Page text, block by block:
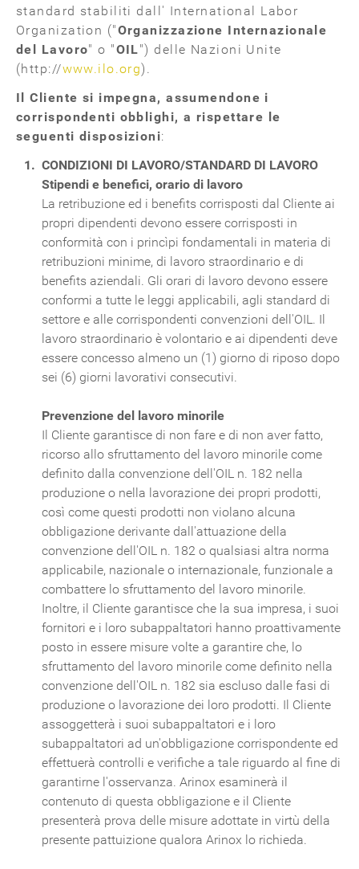
standard stabiliti dall' International Labor
Organization ("Organizzazione Internazionale
del Lavoro" o "OIL") delle Nazioni Unite
(http://www.ilo.org).
Il Cliente si impegna, assumendone i
corrispondenti obblighi, a rispettare le
seguenti disposizioni:
CONDIZIONI DI LAVORO/STANDARD DI LAVORO
Stipendi e benefici, orario di lavoro
La retribuzione ed i benefits corrisposti dal Cliente ai
propri dipendenti devono essere corrisposti in
conformità con i princìpi fondamentali in materia di
retribuzioni minime, di lavoro straordinario e di
benefits aziendali. Gli orari di lavoro devono essere
conformi a tutte le leggi applicabili, agli standard di
settore e alle corrispondenti convenzioni dell'OIL. Il
lavoro straordinario è volontario e ai dipendenti deve
essere concesso almeno un (1) giorno di riposo dopo
sei (6) giorni lavorativi consecutivi.
Prevenzione del lavoro minorile
Il Cliente garantisce di non fare e di non aver fatto,
ricorso allo sfruttamento del lavoro minorile come
definito dalla convenzione dell'OIL n. 182 nella
produzione o nella lavorazione dei propri prodotti,
così come questi prodotti non violano alcuna
obbligazione derivante dall'attuazione della
convenzione dell'OIL n. 182 o qualsiasi altra norma
applicabile, nazionale o internazionale, funzionale a
combattere lo sfruttamento del lavoro minorile.
Inoltre, il Cliente garantisce che la sua impresa, i suoi
fornitori e i loro subappaltatori hanno proattivamente
posto in essere misure volte a garantire che, lo
sfruttamento del lavoro minorile come definito nella
convenzione dell'OIL n. 182 sia escluso dalle fasi di
produzione o lavorazione dei loro prodotti. Il Cliente
assoggetterà i suoi subappaltatori e i loro
subappaltatori ad un'obbligazione corrispondente ed
effettuerà controlli e verifiche a tale riguardo al fine di
garantirne l'osservanza. Arinox esaminerà il
contenuto di questa obbligazione e il Cliente
presenterà prova delle misure adottate in virtù della
presente pattuizione qualora Arinox lo richieda.